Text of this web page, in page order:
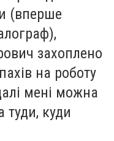
(вперше
захоплено
на роботу
мені можна
куди